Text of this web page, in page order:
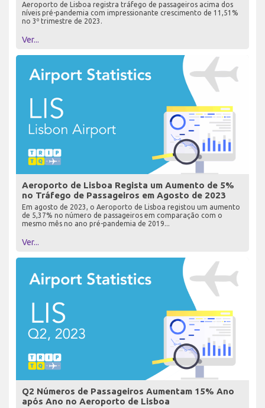
Aeroporto de Lisboa registra tráfego de passageiros acima dos
níveis pré-pandemia com impressionante crescimento de 11,51%
no 3º trimestre de 2023.
Ver...
Aeroporto de Lisboa Regista um Aumento de 5%
no Tráfego de Passageiros em Agosto de 2023
Em agosto de 2023, o Aeroporto de Lisboa registou um aumento
de 5,37% no número de passageiros em comparação com o
mesmo mês no ano pré-pandemia de 2019...
Ver...
Q2 Números de Passageiros Aumentam 15% Ano
após Ano no Aeroporto de Lisboa